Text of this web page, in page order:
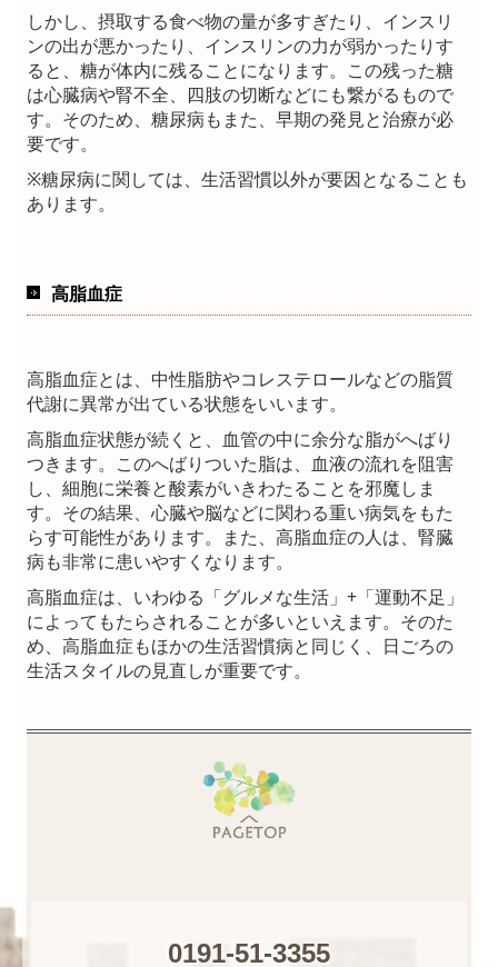
しかし、摂取する食べ物の量が多すぎたり、インスリ
ンの出が悪かったり、インスリンの力が弱かったりす
ると、糖が体内に残ることになります。この残った糖
は心臓病や腎不全、四肢の切断などにも繋がるもので
す。そのため、糖尿病もまた、早期の発見と治療が必
要です。
※糖尿病に関しては、生活習慣以外が要因となることも
あります。
高脂血症
高脂血症とは、中性脂肪やコレステロールなどの脂質
代謝に異常が出ている状態をいいます。
高脂血症状態が続くと、血管の中に余分な脂がへばり
つきます。このへばりついた脂は、血液の流れを阻害
し、細胞に栄養と酸素がいきわたることを邪魔しま
す。その結果、心臓や脳などに関わる重い病気をもた
らす可能性があります。また、高脂血症の人は、腎臓
病も非常に患いやすくなります。
高脂血症は、いわゆる「グルメな生活」+「運動不足」
によってもたらされることが多いといえます。そのた
め、高脂血症もほかの生活習慣病と同じく、日ごろの
生活スタイルの見直しが重要です。
0191-51-3355